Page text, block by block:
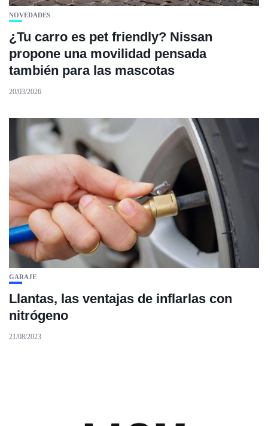
NOVEDADES
¿Tu carro es pet friendly? Nissan
propone una movilidad pensada
también para las mascotas
20/03/2026
GARAJE
Llantas, las ventajas de inflarlas con
nitrógeno
21/08/2023